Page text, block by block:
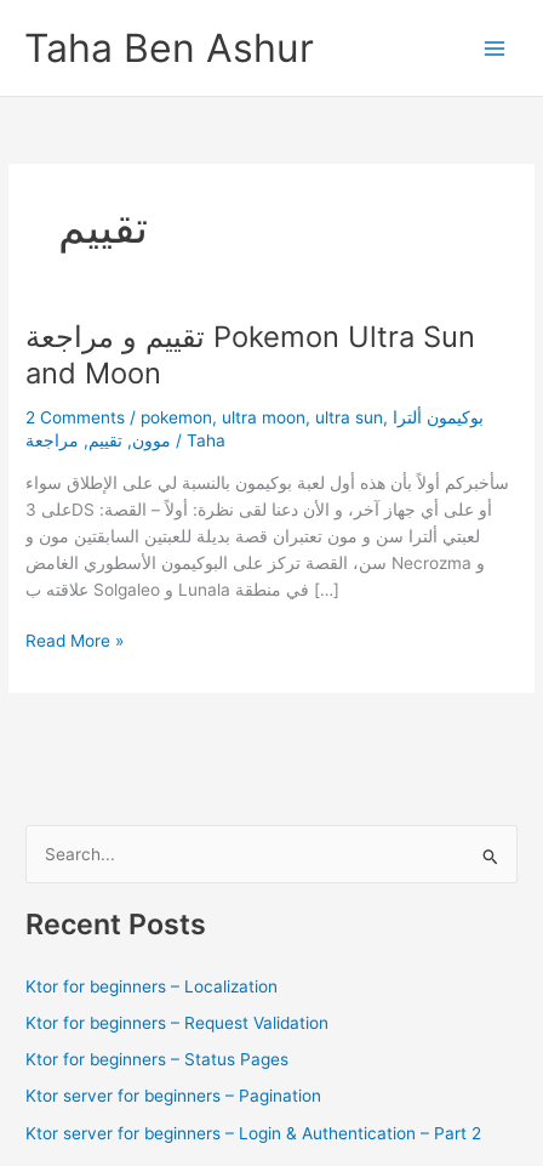
content
Taha Ben Ashur
تقييم
تقييم و مراجعة Pokemon Ultra Sun
and Moon
2 Comments / pokemon, ultra moon, ultra sun, بوكيمون ألترا
موون, تقييم, مراجعة /Taha
سأخبركم أولاً بأن هذه أول لعبة بوكيمون بالنسبة لي على الإطلاق سواء
على 3DS أو على أي جهاز آخر، و الأن دعنا لقى نظرة: أولاً – القصة:
لعبتي ألترا سن و مون تعتبران قصة بديلة للعبتين السابقتين مون و
سن، القصة تركز على البوكيمون الأسطوري الغامض Necrozma و
علاقته ب Solgaleo و Lunala في منطقة […]
تقييم
Read More »
r
o
r
:
Recent Posts
Ktor for beginners – Localization
Ktor for beginners – Request Validation
Ktor for beginners – Status Pages
Ktor server for beginners – Pagination
Ktor server for beginners – Login & Authentication – Part 2